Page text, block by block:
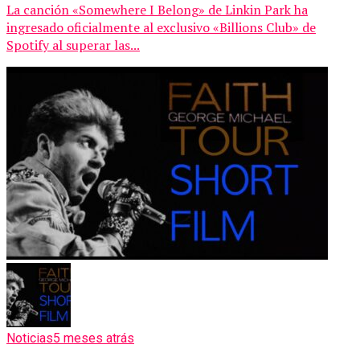
La canción «Somewhere I Belong» de Linkin Park ha
ingresado oficialmente al exclusivo «Billions Club» de
Spotify al superar las...
Noticias5 meses atrás